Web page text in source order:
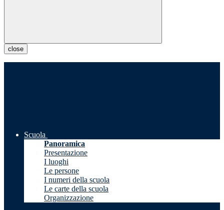
close
Scuola
Panoramica
Presentazione
I luoghi
Le persone
I numeri della scuola
Le carte della scuola
Organizzazione